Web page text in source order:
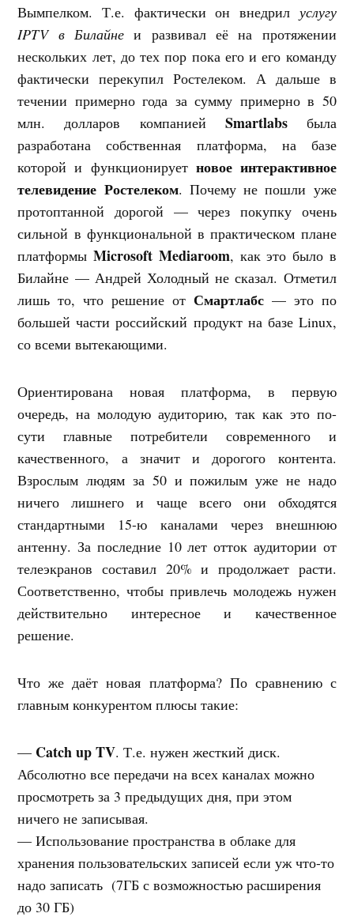
Вымпелком. Т.е. фактически он внедрил услугу
IPTV в Билайне и развивал её на протяжении
нескольких лет, до тех пор пока его и его команду
фактически перекупил Ростелеком. А дальше в
течении примерно года за сумму примерно в 50
млн. долларов компанией Smartlabsбыла
разработана собственная платформа, на базе
которой и функционирует новое интерактивное
телевидение Ростелеком. Почему не пошли уже
протоптанной дорогой — через покупку очень
сильной в функциональной в практическом плане
платформыMicrosoft Mediaroom, как это было в
Билайне — Андрей Холодный не сказал. Отметил
лишь то, что решение от Смартлабс— это по
большей части российский продукт на базе Linux,
со всеми вытекающими.
Ориентирована новая платформа, в первую
очередь, на молодую аудиторию, так как это по-
сути главные потребители современного и
качественного, а значит и дорогого контента.
Взрослым людям за 50 и пожилым уже не надо
ничего лишнего и чаще всего они обходятся
стандартными 15-ю каналами через внешнюю
антенну. За последние 10 лет отток аудитории от
телеэкранов составил 20% и продолжает расти.
Соответственно, чтобы привлечь молодежь нужен
действительно интересное и качественное
решение.
Что же даёт новая платформа? По сравнению с
главным конкурентом плюсы такие:
— Catch up TV. Т.е. нужен жесткий диск.
Абсолютно все передачи на всех каналах можно
просмотреть за 3 предыдущих дня, при этом
ничего не записывая.
— Использование пространства в облаке для
хранения пользовательских записей если уж что-то
надо записать (7ГБ с возможностью расширения
до 30 ГБ)